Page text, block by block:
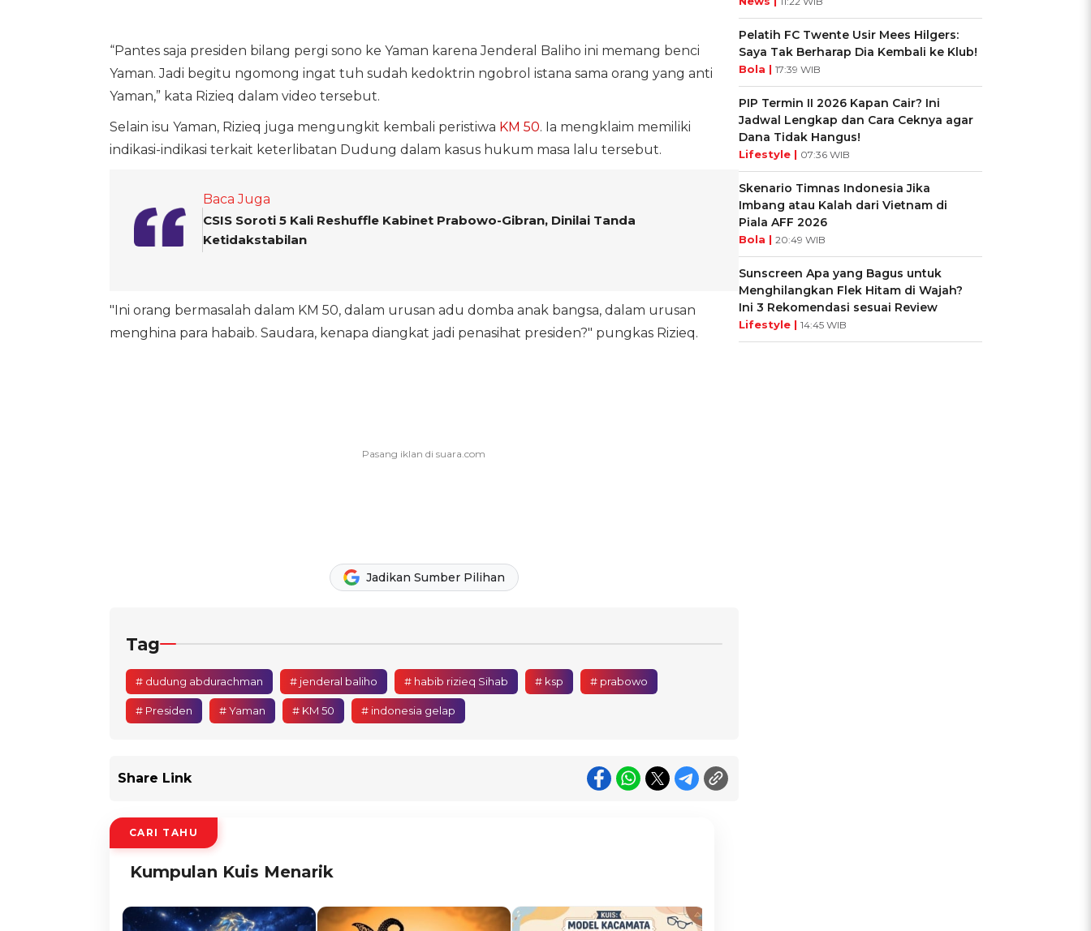
“Pantes saja presiden bilang pergi sono ke Yaman karena Jenderal Baliho ini memang benci
Yaman. Jadi begitu ngomong ingat tuh sudah kedoktrin ngobrol istana sama orang yang anti
Yaman,” kata Rizieq dalam video tersebut.
Selain isu Yaman, Rizieq juga mengungkit kembali peristiwa KM 50. Ia mengklaim memiliki
indikasi-indikasi terkait keterlibatan Dudung dalam kasus hukum masa lalu tersebut.
Baca Juga
CSIS Soroti 5 Kali Reshuffle Kabinet Prabowo-Gibran, Dinilai Tanda
Ketidakstabilan
"Ini orang bermasalah dalam KM 50, dalam urusan adu domba anak bangsa, dalam urusan
menghina para habaib. Saudara, kenapa diangkat jadi penasihat presiden?" pungkas Rizieq.
Jadikan Sumber Pilihan
Tag
# dudung abdurachman # jenderal baliho # habib rizieq Sihab # ksp # prabowo
# Presiden # Yaman # KM 50 # indonesia gelap
Share Link
CARI TAHU
Kumpulan Kuis Menarik
Pelatih FC Twente Usir Mees Hilgers:
Saya Tak Berharap Dia Kembali ke Klub!
Bola | 17:39 WIB
PIP Termin II 2026 Kapan Cair? Ini
Jadwal Lengkap dan Cara Ceknya agar
Dana Tidak Hangus!
Lifestyle | 07:36 WIB
Skenario Timnas Indonesia Jika
Imbang atau Kalah dari Vietnam di
Piala AFF 2026
Bola | 20:49 WIB
Sunscreen Apa yang Bagus untuk
Menghilangkan Flek Hitam di Wajah?
Ini 3 Rekomendasi sesuai Review
Lifestyle | 14:45 WIB